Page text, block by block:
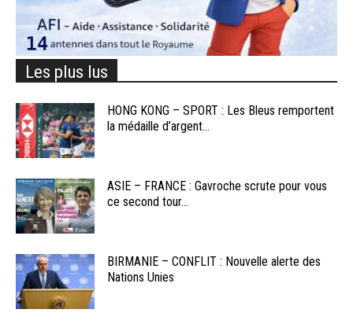
Les plus lus
HONG KONG – SPORT : Les Bleus remportent
la médaille d’argent...
ASIE – FRANCE : Gavroche scrute pour vous
ce second tour...
BIRMANIE – CONFLIT : Nouvelle alerte des
Nations Unies